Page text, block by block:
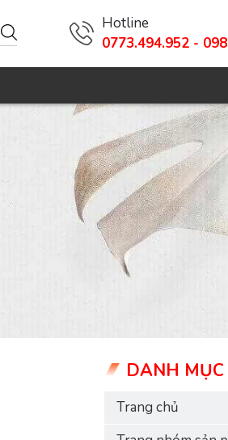
Hotline
0773.494.952 -
DANH MỤC
Trang chủ